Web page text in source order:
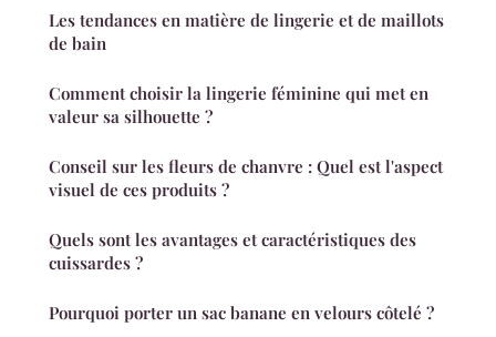
Les tendances en matière de lingerie et de maillots
de bain
Comment choisir la lingerie féminine qui met en
valeur sa silhouette ?
Conseil sur les fleurs de chanvre : Quel est l'aspect
visuel de ces produits ?
Quels sont les avantages et caractéristiques des
cuissardes ?
Pourquoi porter un sac banane en velours côtelé ?